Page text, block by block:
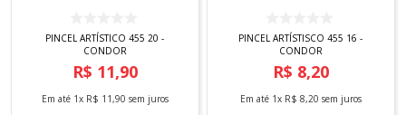
PINCEL ARTÍSTICO 455 20 -
CONDOR
R$ 11,90
Em até 1x R$ 11,90 sem juros
PINCEL ARTÍSTISCO 455 16 -
CONDOR
R$ 8,20
Em até 1x R$ 8,20 sem juros